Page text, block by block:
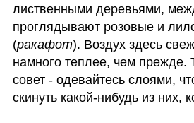
лиственными деревьями,
проглядывают розовые и
(ракафот). Воздух здесь
намного теплее, чем прежде.
совет - одевайтесь слоями,
скинуть какой-нибудь из них,